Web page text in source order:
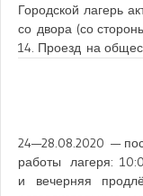
Городской лагерь
со двора (со
14. Проезд на
24—28.08.2020 —
работы лагеря:
и вечерняя